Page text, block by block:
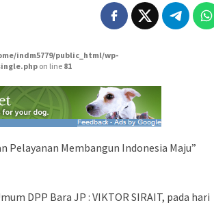
indm5779/public_html/wp-
on line 81
Membangun Indonesia Maju”
DPP Bara JP : VIKTOR SIRAIT, pada hari